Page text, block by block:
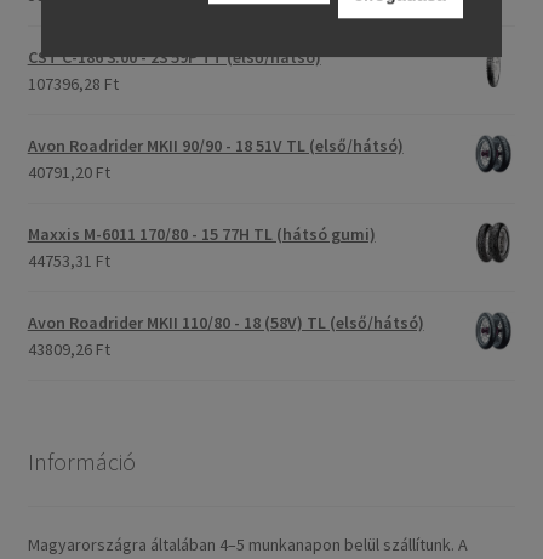
CST C-186 3.00 - 23 59P TT (első/hátsó)
107396,28 Ft
Avon Roadrider MKII 90/90 - 18 51V TL (első/hátsó)
40791,20 Ft
Maxxis M-6011 170/80 - 15 77H TL (hátsó gumi)
44753,31 Ft
Avon Roadrider MKII 110/80 - 18 (58V) TL (első/hátsó)
43809,26 Ft
Információ
Magyarországra általában 4–5 munkanapon belül szállítunk. A